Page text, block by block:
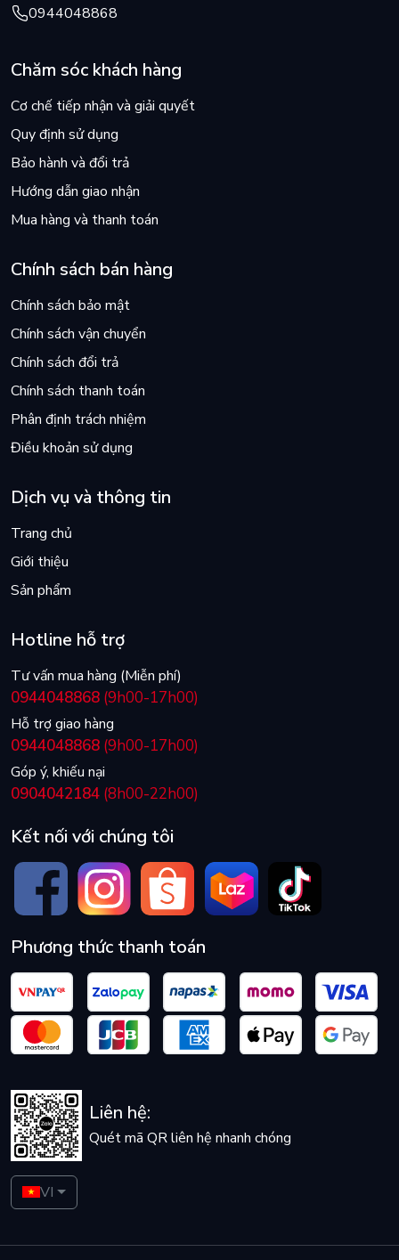
0944048868
Chăm sóc khách hàng
Cơ chế tiếp nhận và giải quyết
Quy định sử dụng
Bảo hành và đổi trả
Hướng dẫn giao nhận
Mua hàng và thanh toán
Chính sách bán hàng
Chính sách bảo mật
Chính sách vận chuyển
Chính sách đổi trả
Chính sách thanh toán
Phân định trách nhiệm
Điều khoản sử dụng
Dịch vụ và thông tin
Trang chủ
Giới thiệu
Sản phẩm
Hotline hỗ trợ
Tư vấn mua hàng (Miễn phí)
0944048868 (9h00-17h00)
Hỗ trợ giao hàng
0944048868 (9h00-17h00)
Góp ý, khiếu nại
0904042184 (8h00-22h00)
Kết nối với chúng tôi
Phương thức thanh toán
Liên hệ:
Quét mã QR liên hệ nhanh chóng
VI